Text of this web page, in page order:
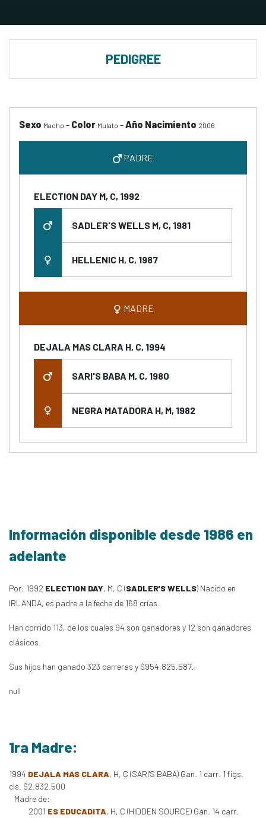
PEDIGREE
Sexo Macho - Color Mulato -Año Nacimiento 2006
PADRE
ELECTION DAY M, C, 1992
SADLER'S WELLS M, C, 1981
HELLENIC H, C, 1987
MADRE
DEJALA MAS CLARA H, C, 1994
SARI'S BABA M, C, 1980
NEGRA MATADORA H, M, 1982
Información disponible desde 1986 en
adelante
Por: 1992 ELECTION DAY, M, C (SADLER'S WELLS) Nacido en
IRLANDA, es padre a la fecha de 168 crías.
Han corrido 113, de los cuales 94 son ganadores y 12 son ganadores
clásicos.
Sus hijos han ganado 323 carreras y $954,825,587.-
null
1ra Madre:
1994 DEJALA MAS CLARA, H, C (SARI'S BABA) Gan. 1 carr. 1 figs.
cls. $2.832.500
Madre de:
2001 ES EDUCADITA, H, C (HIDDEN SOURCE) Gan. 14 carr.